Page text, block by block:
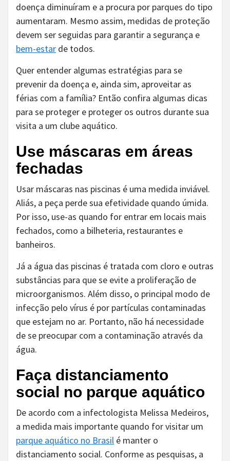
doença diminuíram e a procura por parques do tipo
aumentaram. Mesmo assim, medidas de proteção
devem ser seguidas para garantir a segurança e
bem-estar de todos.
Quer entender algumas estratégias para se
prevenir da doença e, ainda sim, aproveitar as
férias com a família? Então confira algumas dicas
para se proteger e proteger os outros durante sua
visita a um clube aquático.
Use máscaras em áreas
fechadas
Usar máscaras nas piscinas é uma medida inviável.
Aliás, a peça perde sua efetividade quando úmida.
Por isso, use-as quando for entrar em locais mais
fechados, como a bilheteria, restaurantes e
banheiros.
Já a água das piscinas é tratada com cloro e outras
substâncias para que se evite a proliferação de
microorganismos. Além disso, o principal modo de
infecção pelo vírus é por partículas contaminadas
que estejam no ar. Portanto, não há necessidade
de se preocupar com a contaminação através da
água.
Faça distanciamento
social no parque aquático
De acordo com a infectologista Melissa Medeiros,
a medida mais importante quando for visitar um
parque aquático no Brasil é manter o
distanciamento social. Conforme as pesquisas, a